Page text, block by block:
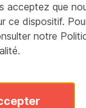
acceptez que
ce dispositif.
notre
.